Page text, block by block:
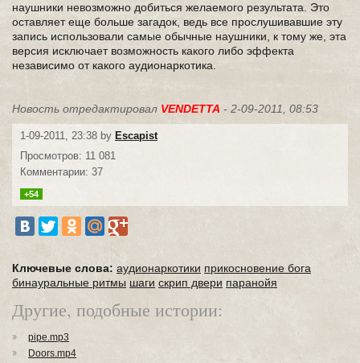
наушники невозможно добиться желаемого результата. Это
оставляет еще больше загадок, ведь все прослушивавшие эту
запись использовали самые обычные наушники, к тому же, эта
версия исключает возможность какого либо эффекта
независимо от какого аудионаркотика.
Новость отредактировал VENDETTA - 2-09-2011, 08:53
1-09-2011, 23:38 by Escapist
Просмотров: 11 081
Комментарии: 37
+54
Ключевые слова: аудионаркотики прикосновение бога
бинауральные ритмы шаги скрип двери паранойя
Другие, подобные истории:
pipe.mp3
Doors.mp4